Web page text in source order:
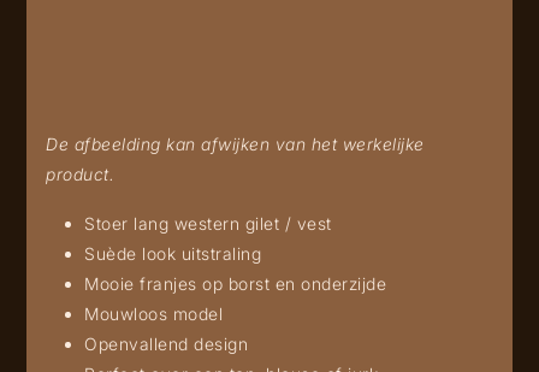
De afbeelding kan afwijken van het werkelijke
product.
Stoer lang western gilet / vest
Suède look uitstraling
Mooie franjes op borst en onderzijde
Mouwloos model
Openvallend design